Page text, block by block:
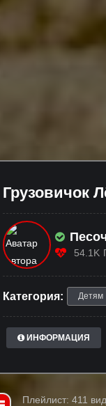
Грузовичок
54.1K
Категория: Детям
ИНФОРМАЦИЯ
Плейлист: 411